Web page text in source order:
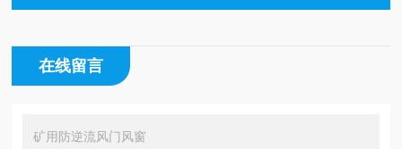
在线留言